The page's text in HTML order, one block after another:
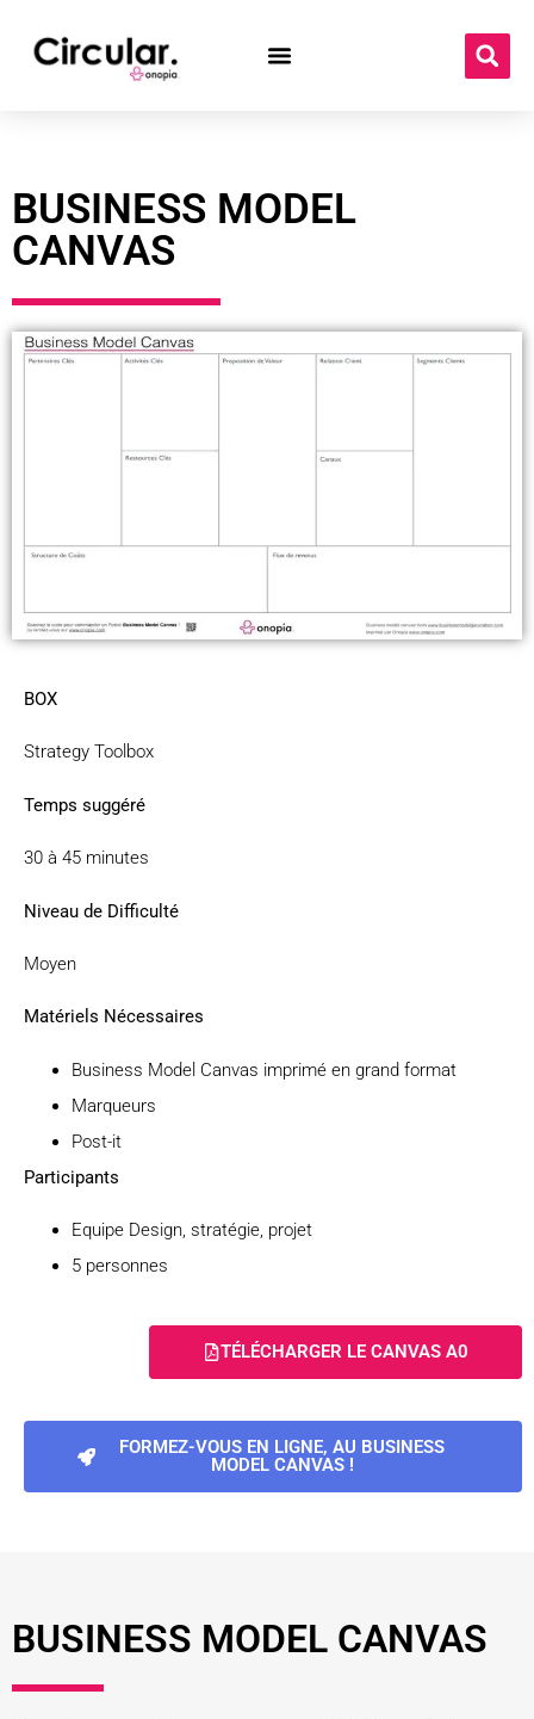
BUSINESS MODEL
CANVAS
BOX
Strategy Toolbox
Temps suggéré
30 à 45 minutes
Niveau de Difficulté
Moyen
Matériels Nécessaires
Business Model Canvas imprimé en grand format
Marqueurs
Post-it
Participants
Equipe Design, stratégie, projet
5 personnes
TÉLÉCHARGER LE CANVAS A0
FORMEZ-VOUS EN LIGNE, AU BUSINESS
MODEL CANVAS !
BUSINESS MODEL CANVAS